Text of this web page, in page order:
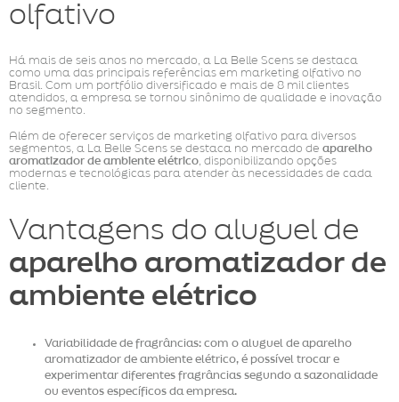
olfativo
Há mais de seis anos no mercado, a La Belle Scens se destaca
como uma das principais referências em marketing olfativo no
Brasil. Com um portfólio diversificado e mais de 8 mil clientes
atendidos, a empresa se tornou sinônimo de qualidade e inovação
no segmento.
Além de oferecer serviços de marketing olfativo para diversos
segmentos, a La Belle Scens se destaca no mercado de aparelho
aromatizador de ambiente elétrico , disponibilizando opções
modernas e tecnológicas para atender às necessidades de cada
cliente.
Vantagens do aluguel de
aparelho aromatizador de
ambiente elétrico
Variabilidade de fragrâncias: com o aluguel de aparelho
aromatizador de ambiente elétrico, é possível trocar e
experimentar diferentes fragrâncias segundo a sazonalidade
ou eventos específicos da empresa.